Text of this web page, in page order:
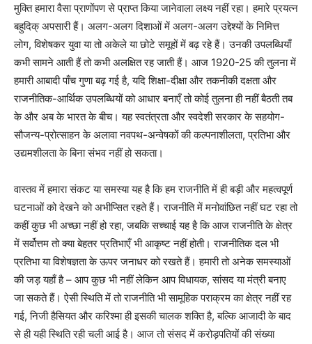
मुक्ति हमारा वैसा प्राणोंपण से प्राप्त किया जानेवाला लक्ष्य नहीं रहा। हमारे प्रयत्न
बहुदिक् अपसारी हैं। अलग-अलग दिशाओं में अलग-अलग उद्देश्यों के निमित्त
लोग, विशेषकर युवा या तो अकेले या छोटे समूहों में बढ़ रहे हैं। उनकी उपलब्धियाँ
कभी सामने आती हैं तो कभी अलक्षित रह जाती हैं। आज 1920-25 की तुलना में
हमारी आबादी पाँच गुणा बढ़ गई है, यदि शिक्षा-दीक्षा और तकनीकी दक्षता और
राजनीतिक-आर्थिक उपलब्धियों को आधार बनाएँ तो कोई तुलना ही नहीं बैठती तब
के और अब के भारत के बीच। यह स्वतंत्रता और स्वदेशी सरकार के सहयोग-
सौजन्य-प्रोत्साहन के अलावा नवपथ-अन्वेषकों की कल्पनाशीलता, प्रतिभा और
उद्यमशीलता के बिना संभव नहीं हो सकता।
वास्तव में हमारा संकट या समस्या यह है कि हम राजनीति में ही बड़ी और महत्वपूर्ण
घटनाओं को देखने को अभीप्सित रहते हैं। राजनीति में मनोवांछित नहीं घट रहा तो
कहीं कुछ भी अच्छा नहीं हो रहा, जबकि सच्चाई यह है कि आज राजनीति के क्षेत्र
में सर्वोत्तम तो क्या बेहतर प्रतिभाएँ भी आकृष्ट नहीं होती। राजनीतिक दल भी
प्रतिभा या विशेषज्ञता के ऊपर जनाधर को रखते हैं। हमारी तो अनेक समस्याओं
की जड़ यहाँ है – आप कुछ भी नहीं लेकिन आप विधायक, सांसद या मंत्री बनाए
जा सकते हैं। ऐसी स्थिति में तो राजनीति भी सामूहिक पराक्रम का क्षेत्र नहीं रह
गई, निजी हैसियत और करिश्मा ही इसकी चालक शक्ति है, बल्कि आजादी के बाद
से ही यही स्थिति रही चली आई है। आज तो संसद में करोड़पतियों की संख्या